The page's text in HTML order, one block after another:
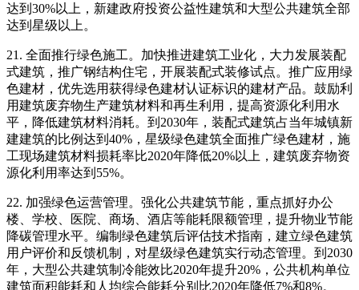
达到30%以上，新建政府投资公益性建筑和大型公共建筑全部
达到星级以上。
21. 全面推行绿色施工。加快推进建筑工业化，大力发展装配
式建筑，推广钢结构住宅，开展装配式装修试点。推广应用绿
色建材，优先选用获得绿色建材认证标识的建材产品。鼓励利
用建筑废弃物生产建筑材料和再生利用，提高资源化利用水
平，降低建筑材料消耗。到2030年，装配式建筑占当年城镇新
建建筑的比例达到40%，星级绿色建筑全面推广绿色建材，施
工现场建筑材料损耗率比2020年降低20%以上，建筑废弃物资
源化利用率达到55%。
22. 加强绿色运营管理。强化公共建筑节能，重点抓好办公
楼、学校、医院、商场、酒店等能耗限额管理，提升物业节能
降碳管理水平。编制绿色建筑后评估技术指南，建立绿色建筑
用户评价和反馈机制，对星级绿色建筑实行动态管理。到2030
年，大型公共建筑制冷能效比2020年提升20%，公共机构单位
建筑面积能耗和人均综合能耗分别比2020年降低7%和8%。